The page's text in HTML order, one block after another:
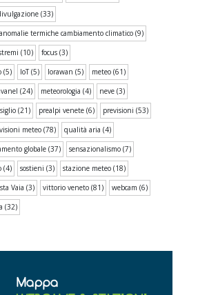
(33)
termiche cambiamento climatico (9)
(10) focus (3)
(5) IoT(5) lorawan (5) meteo (61)
(24) meteorologia (4) neve (3)
(21) prealpi venete (6) previsioni (53)
meteo (78) qualità aria (4)
globale (37) sensazionalismo (7)
(4) sostieni (3) stazione meteo (18)
Vaia (3) vittorio veneto (81) webcam (6)
(32)